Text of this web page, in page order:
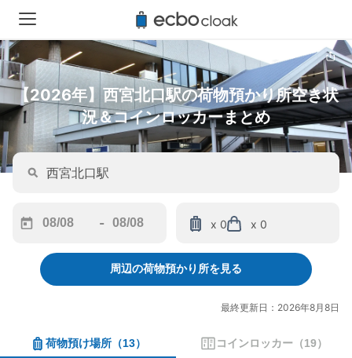
【2026年】西宮北口駅の荷物預かり所空き状
況＆コインロッカーまとめ
forward
interact
calendar
and
-
backward
to
interact
calendar
and
x 0 x 0
周辺の荷物預かり所を見る
最終更新日：2026年8月8日
荷物預け場所 （13） コインロッカー （19）